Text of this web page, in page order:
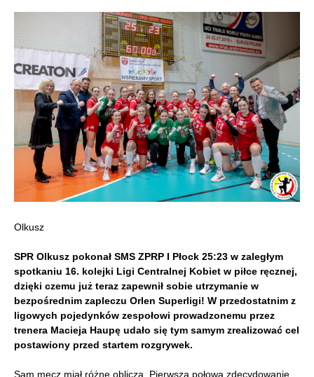
Olkusz
SPR Olkusz pokonał SMS ZPRP I Płock 25:23 w zaległym
spotkaniu 16. kolejki Ligi Centralnej Kobiet w piłce ręcznej,
dzięki czemu już teraz zapewnił sobie utrzymanie w
bezpośrednim zapleczu Orlen Superligi! W przedostatnim z
ligowych pojedynków zespołowi prowadzonemu przez
trenera Macieja Haupę udało się tym samym zrealizować cel
postawiony przed startem rozgrywek.
Sam mecz miał różne oblicza. Pierwsza połowa zdecydowanie